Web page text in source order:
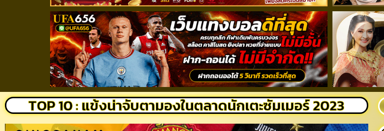
TOP 10 : แข้งน่าจับตามองในตลาดนักเตะซัมเมอร์ 2023